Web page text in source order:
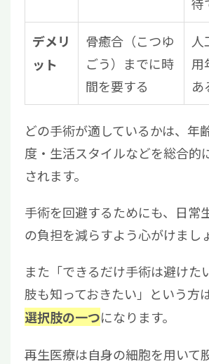
デメリ
ット
骨癒合（こつゆ
ごう）までに時
間を要する
人
用
あ
どの手術が適しているかは、年
度・生活スタイルなどを総合的
されます。
手術を回避するためにも、日常
の負担を減らすよう心がけまし
また「できるだけ手術は避けた
肢も知っておきたい」という方は
選択肢の一つになります。
再生医療は自身の細胞を用いて